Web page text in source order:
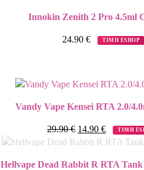
Innokin Zenith 2 Pro 4.5ml
24.90 € ΤΙΜΗ ESHOP
Vandy Vape Kensei RTA 2.0/
29.90€ 14.90 € ΤΙΜΗ
Hellvape Dead Rabbit R RTA